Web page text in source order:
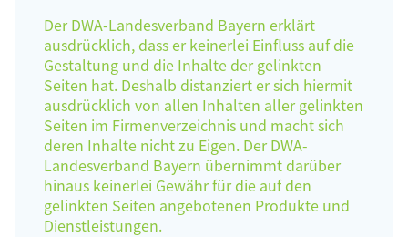
Der DWA-Landesverband Bayern erklärt
ausdrücklich, dass er keinerlei Einfluss auf die
Gestaltung und die Inhalte der gelinkten
Seiten hat. Deshalb distanziert er sich hiermit
ausdrücklich von allen Inhalten aller gelinkten
Seiten im Firmenverzeichnis und macht sich
deren Inhalte nicht zu Eigen. Der DWA-
Landesverband Bayern übernimmt darüber
hinaus keinerlei Gewähr für die auf den
gelinkten Seiten angebotenen Produkte und
Dienstleistungen.